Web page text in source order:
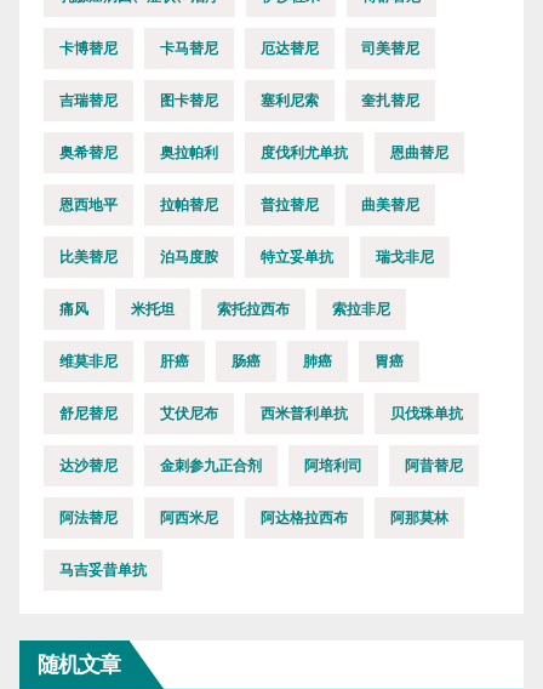
卡博替尼 卡马替尼 厄达替尼 司美替尼
吉瑞替尼 图卡替尼 塞利尼索 奎扎替尼
奥希替尼 奥拉帕利 度伐利尤单抗 恩曲替尼
恩西地平 拉帕替尼 普拉替尼 曲美替尼
比美替尼 泊马度胺 特立妥单抗 瑞戈非尼
痛风 米托坦 索托拉西布 索拉非尼
维莫非尼 肝癌 肠癌 肺癌 胃癌
舒尼替尼 艾伏尼布 西米普利单抗 贝伐珠单抗
达沙替尼 金刺参九正合剂 阿培利司 阿昔替尼
阿法替尼 阿西米尼 阿达格拉西布 阿那莫林
马吉妥昔单抗
随机文章